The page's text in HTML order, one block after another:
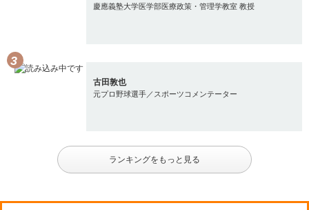
慶應義塾大学医学部医療政策・管理学教室 教授
古田敦也
元プロ野球選手／スポーツコメンテーター
ランキングをもっと見る